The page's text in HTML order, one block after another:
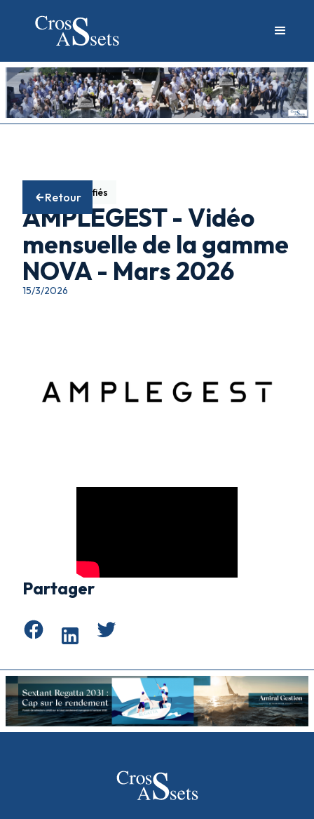
Retour
Fonds diversifiés
AMPLEGEST - Vidéo
mensuelle de la gamme
NOVA - Mars 2026
15/3/2026
Partager